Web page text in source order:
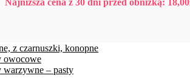
z czarnuszki, konopne
owocowe
warzywne – pasty